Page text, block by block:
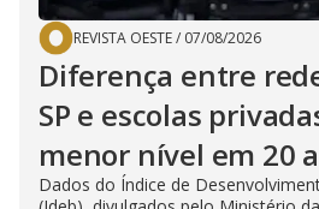
REVISTA OESTE/ 07/08/2026
Diferença entre
SP e escolas
menor nível em 20
Dados do Índice de